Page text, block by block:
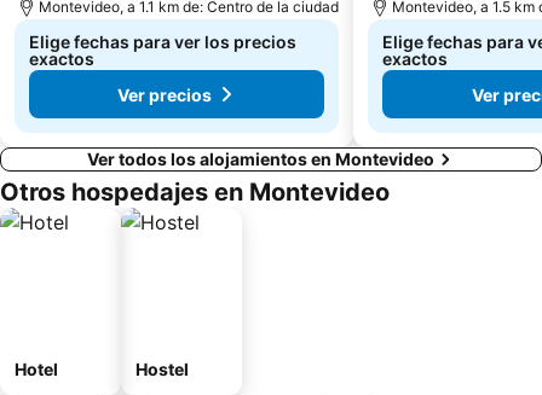
Montevideo, a 1.1 km de: Centro de la ciudad
Elige fechas para ver los precios
exactos
Ver precios
Montevideo, a 1.5 km
Elige fechas para
exactos
Ver
Ver todos los alojamientos en Montevideo
Otros hospedajes en Montevideo
Hotel Hostel